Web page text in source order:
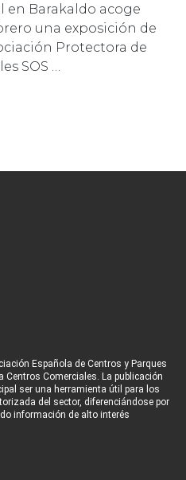
en Barakaldo acoge
una exposición de
Protectora de
SOS …
Española de Centros y Parques
Centros Comerciales. La publicación
ser una herramienta útil para los
del sector, diferenciándose por
información de alto interés